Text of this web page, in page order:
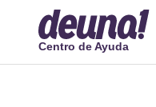
Centro de Ayuda